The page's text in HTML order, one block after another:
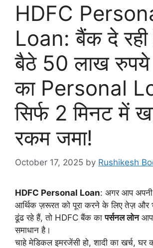
HDFC
Loan: बैंक दे रही
बैठे 50 लाख
का Personal
सिर्फ 2 मिनट में
रकम जमा!
October 17, 2025 by Rushikesh
HDFC Personal Loan: अगर आप अपनी
आर्थिक ज़रूरत को पूरा करने के लिए तेज़ और
ढूंढ रहे हैं, तो HDFC बैंक कापर्सनल लोन
समाधान है।
चाहे मेडिकल इमरजेंसी हो, शादी का खर्च, घर